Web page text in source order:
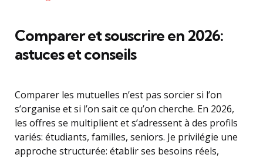
Comparer et souscrire en 2026:
astuces et conseils
Comparer les mutuelles n’est pas sorcier si l’on
s’organise et si l’on sait ce qu’on cherche. En 2026,
les offres se multiplient et s’adressent à des profils
variés: étudiants, familles, seniors. Je privilégie une
approche structurée: établir ses besoins réels,